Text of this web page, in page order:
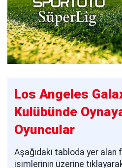
Los Angeles
Kulübünde
Oyuncular
Aşağıdaki tabloda yer alan
isimlerinin üzerine